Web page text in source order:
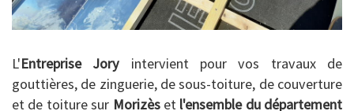
L'Entreprise Jory intervient pour vos travaux de
gouttières, de zinguerie, de sous-toiture, de couverture
et de toiture sur Morizèset l'ensemble du département